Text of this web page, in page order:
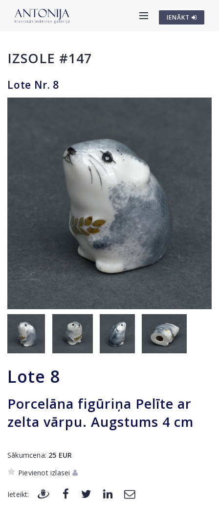
IENĀKT
IZSOLE #147
Lote Nr. 8
Lote 8
Porcelāna figūriņa Pelīte ar
zelta vārpu. Augstums 4 cm
Sākumcena: 25 EUR
Pievienot izlasei
Ieteikt: